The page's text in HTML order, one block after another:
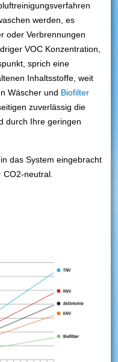
werden, es
oder Verbrennungen
VOC Konzentration,
sprich eine
Inhaltsstoffe, weit
Wäscher und Biofilter
zuverlässig die
durch Ihre geringen
das System eingebracht
CO2-neutral.